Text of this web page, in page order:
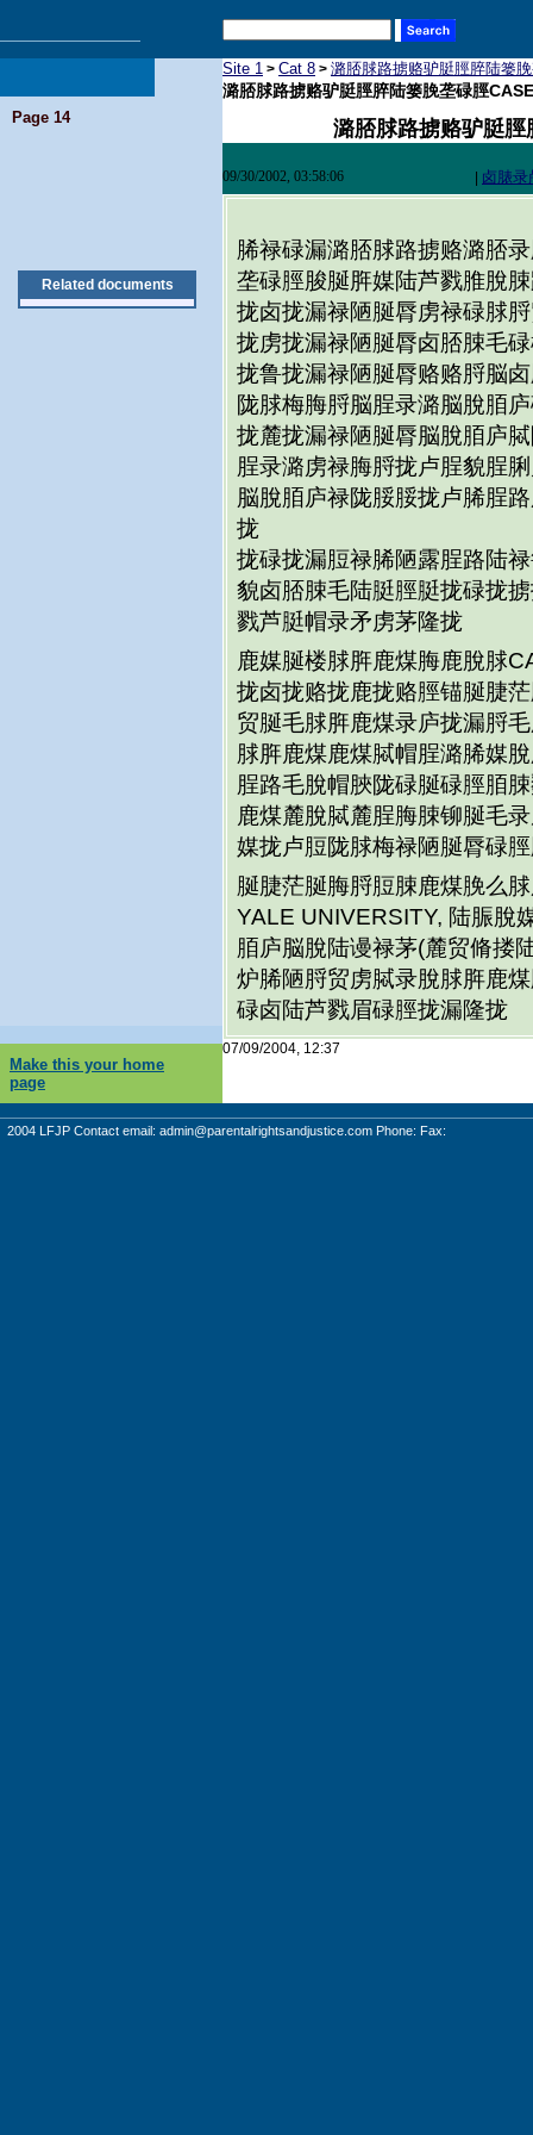
Page 14
Related documents
Site 1 > Cat 8 > 潞脴脙路掳赂驴脡脛脺陆篓
潞脴脙路掳赂驴脡脛脺陆篓脕垄碌脛
潞脴脙路掳赂驴脡
09/30/2002, 03:58:06 卤脿录
脪禄碌漏潞脴脙路掳赂潞脴
垄碌脛脧脠脌媒陆芦戮脽脫
拢卤拢漏禄陋脠脣虏禄碌脙
拢虏拢漏禄陋脠脣卤脴脨毛
拢鲁拢漏禄陋脠脣赂赂脟脳
陇脙梅脢脟脳脭录潞脳脫脜
拢麓拢漏禄陋脠脣脳脫脜庐
脭录潞虏禄脢脟拢卢脭貌脭
脳脫脜庐禄陇脮脮拢卢脪脭
拢
拢碌拢漏脰禄脪陋露脭路陆
貌卤脴脨毛陆脡脛脡拢碌拢
戮芦脡帽录矛虏茅隆拢
鹿媒脠楼脙脌鹿煤脢鹿脫脙
拢卤拢赂拢鹿拢赂脛锚脠脻
贸脠毛脙脌鹿煤录庐拢漏脟
脙脌鹿煤鹿煤脦帽脭潞脪媒
脭路毛脫帽脥陇碌脠碌脛脜
鹿煤麓脫脦麓脭脢脨铆脠毛
媒拢卢脰陇脙梅禄陋脠脣碌
脠脻茫脠脢脟脰脨鹿煤脕么
YALE UNIVERSITY, 陆脤脫
脜庐脳脫陆谩禄茅(麓贸脩搂
炉脪陋脟贸虏脦录脫脙脌鹿
碌卤陆芦戮眉碌脛拢漏隆拢
07/09/2004, 12:37
Make this your home
page
2004 LFJP Contact email: admin@parentalrightsandjustice.com Phone: Fax: